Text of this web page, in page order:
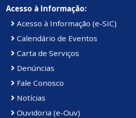
Acesso à Informação:
Acesso à Informação (e-SIC)
Calendário de Eventos
Carta de Serviços
Denúncias
Fale Conosco
Notícias
Ouvidoria (e-Ouv)